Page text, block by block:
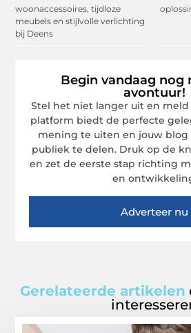
woonaccessoires, tijdloze
meubels en stijlvolle verlichting
bij Deens
Begin vandaag nog
avontuur!
Stel het niet langer uit en meld
platform biedt de perfecte
mening te uiten en jouw
publiek te delen. Druk op de
en zet de eerste stap richting
en
Adverteer nu
Gerelateerde artikelen